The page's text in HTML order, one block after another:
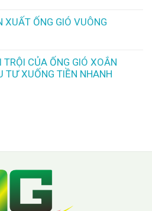
XUẤT ỐNG GIÓ VUÔNG
CỦA ỐNG GIÓ XOẮN
TƯ XUỐNG TIỀN NHANH